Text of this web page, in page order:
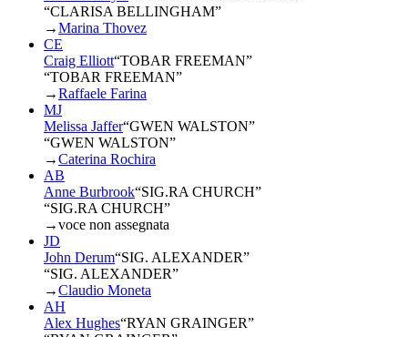
“CLARISA BELLINGHAM”
→Marina Thovez
CE
Craig Elliott“TOBAR FREEMAN”
“TOBAR FREEMAN”
→Raffaele Farina
MJ
Melissa Jaffer“GWEN WALSTON”
“GWEN WALSTON”
→Caterina Rochira
AB
Anne Burbrook“SIG.RA CHURCH”
“SIG.RA CHURCH”
→voce non assegnata
JD
John Derum“SIG. ALEXANDER”
“SIG. ALEXANDER”
→Claudio Moneta
AH
Alex Hughes“RYAN GRAINGER”